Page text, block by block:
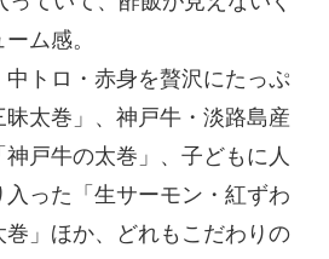
ム感。
トロ・赤身を贅沢にたっぷ
昧太巻」、神戸牛・淡路島産
戸牛の太巻」、子どもに人
った「生サーモン・紅ずわ
」ほか、どれもこだわりの